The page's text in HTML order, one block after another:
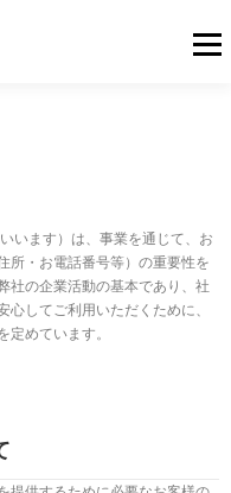
メニ
います）は、事業を通じて、お
所・お電話番号等）の重要性を
社の企業活動の基本であり、社
してご利用いただくために、
めています。